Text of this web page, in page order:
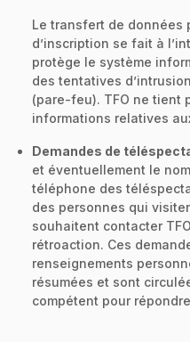
Le transfert de données
d’inscription se fait à
protège le système
des tentatives
(pare-feu). TFO ne tient
informations relatives
Demandes de
et éventuellement le
téléphone des
des personnes qui
souhaitent contacter
rétroaction. Ces
renseignements
résumées et sont
compétent pour